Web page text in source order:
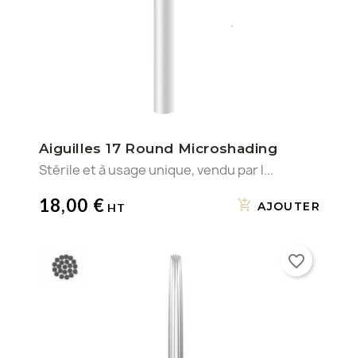
Aiguilles 17 Round Microshading
Stérile et à usage unique, vendu par l...
18,00 € AJOUTER
favorite_border